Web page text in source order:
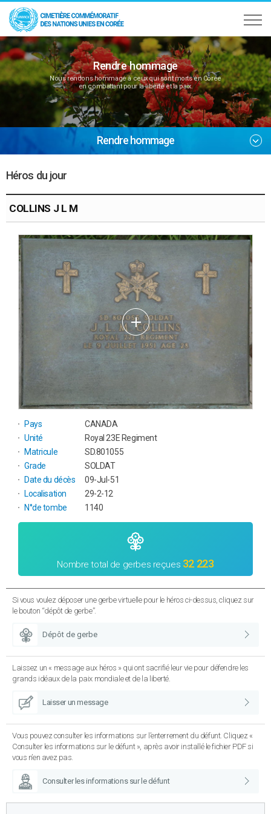
Rendre hommage
Nous rendons hommage à ceux qui sont morts en Corée
en combattant pour la liberté et la paix.
Rendre hommage
Héros du jour
COLLINS J L M
Pays
CANADA
Unité
Royal 23E Regiment
Matricule
SD.801055
Grade
SOLDAT
Date du décès
09-Jul-51
Localisation
29-2-12
N°de tombe
1140
Nombre total de gerbes reçues 32 223
Si vous voulez déposer une gerbe virtuelle pour le héros ci-dessus, cliquez sur
le bouton “dépôt de gerbe”.
Dépôt de gerbe
Laissez un « message aux héros » qui ont sacrifié leur vie pour défendre les
grands idéaux de la paix mondiale et de la liberté.
Laisser un message
Vous pouvez consulter les informations sur l’enterrement du défunt. Cliquez «
Consulter les informations sur le défunt », après avoir installé le fichier PDF si
vous n’en avez pas.
Consulter les informations sur le défunt